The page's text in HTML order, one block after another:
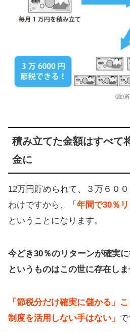
積み立てた金額はすべて
金に
12万円貯められて、３万６０
わけですから、「 年間で30％
ということになります。
今どき30％のリターンが確実
というものはこの世に存在し
「節税分だけ確実に儲かる」
制度を活用しない手はない」 で